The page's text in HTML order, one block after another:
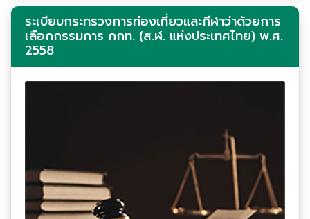
ระเบียบกระทรวงการท่องเที่ยวและกีฬาว่าด้วยการ
เลือกกรรมการ กกท. (ส.ฬ. แห่งประเทศไทย) พ.ศ.
2558